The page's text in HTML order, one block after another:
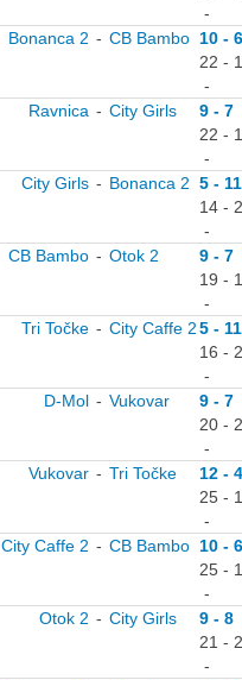
-
Bonanca 2 - CB Bambo 10 - 6
22 -
-
Ravnica - City Girls
9 - 7
22 -
-
City Girls - Bonanca 2 5 - 11
14 -
-
CB Bambo - Otok 2
9 - 7
19 -
-
Tri Točke - City Caffe 25 - 11
16 -
-
D-Mol - Vukovar
9 - 7
20 -
-
Vukovar - Tri Točke
12 - 4
25 -
-
City Caffe 2 - CB Bambo 10 - 6
25 -
-
Otok 2 - City Girls
9 - 8
21 -
-